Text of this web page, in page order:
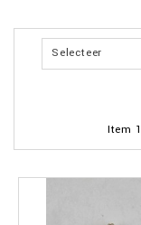
Selecteer
Item